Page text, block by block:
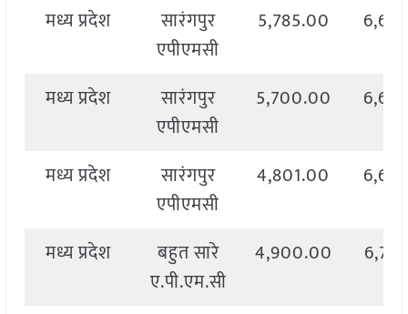
मध्य प्रदेश
सारंगपुर
एपीएमसी
5,785.00
मध्य प्रदेश
सारंगपुर
एपीएमसी
5,700.00
मध्य प्रदेश
सारंगपुर
एपीएमसी
4,801.00
मध्य प्रदेश
बहुत सारे
ए.पी.एम.सी
4,900.00